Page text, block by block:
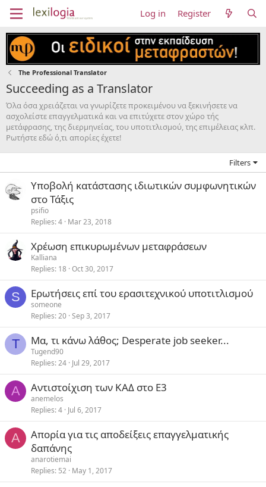
Log in Register
The Professional Translator
Succeeding as a Translator
Όλα όσα χρειάζεται να γνωρίζετε προκειμένου να ξεκινήσετε να
ασχολείστε επαγγελματικά και να επιτύχετε στον χώρο τής
μετάφρασης, της διερμηνείας, του υποτιτλισμού, της επιμέλειας κλπ.
Ρωτήστε εδώ ό,τι απορίες έχετε!
Filters
Υποβολή κατάστασης ιδιωτικών συμφωνητικών
στο Τάξις
psifio
Replies 4 Mar 23, 2018
Χρέωση επικυρωμένων μεταφράσεων
Kalliana
Replies 18 Oct 30, 2017
S Ερωτήσεις επί του ερασιτεχνικού υποτιτλισμού
someone
Replies 20 Sep 3, 2017
T Μα, τι κάνω λάθος; Desperate job seeker...
Tugend90
Replies 24 Jul 29, 2017
A Aντιστοίχιση των ΚΑΔ στο Ε3
anemelos
Replies 4 Jul 6, 2017
A
Απορία για τις αποδείξεις επαγγελματικής
δαπάνης
anarotiemai
Replies 52 May 1, 2017